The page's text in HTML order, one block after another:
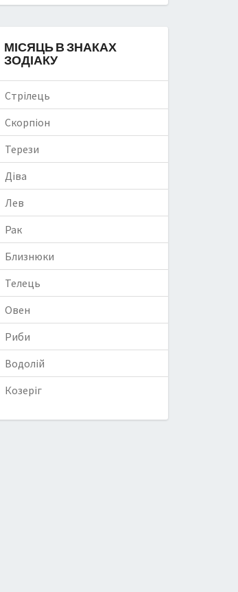
МІСЯЦЬ В ЗНАКАХ
ЗОДІАКУ
Стрілець
Скорпіон
Терези
Діва
Лев
Рак
Близнюки
Телець
Овен
Риби
Водолій
Козеріг